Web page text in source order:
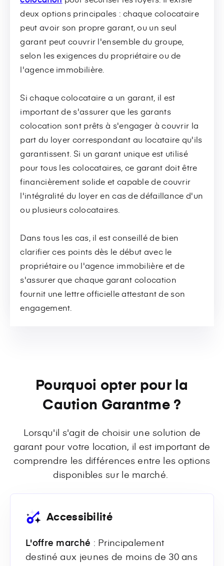
deux options principales : chaque colocataire
peut avoir son propre garant, ou un seul
garant peut couvrir l'ensemble du groupe,
selon les exigences du propriétaire ou de
l'agence immobilière.
Si chaque colocataire a un garant, il est
important de s'assurer que les garants
colocation sont prêts à s'engager à couvrir la
part du loyer correspondant au locataire qu'ils
garantissent. Si un garant unique est utilisé
pour tous les colocataires, ce garant doit être
financièrement solide et capable de couvrir
l'intégralité du loyer en cas de défaillance d'un
ou plusieurs colocataires.
Dans tous les cas, il est conseillé de bien
clarifier ces points dès le début avec le
propriétaire ou l'agence immobilière et de
s'assurer que chaque garant colocation
fournit une lettre officielle attestant de son
engagement.
Pourquoi opter pour la
Caution Garantme ?
Lorsqu'il s'agit de choisir une solution de
garant pour votre location, il est important de
comprendre les différences entre les options
disponibles sur le marché.
Accessibilité
L'offre marché : Principalement
destiné aux jeunes de moins de 30 ans